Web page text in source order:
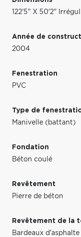
122'5" X 50'2"
Année de
2004
Fenestration
PVC
Type de
Manivelle (battant)
Fondation
Béton coulé
Revêtement
Pierre de béton
Revêtement de la
Bardeaux d'asphalte